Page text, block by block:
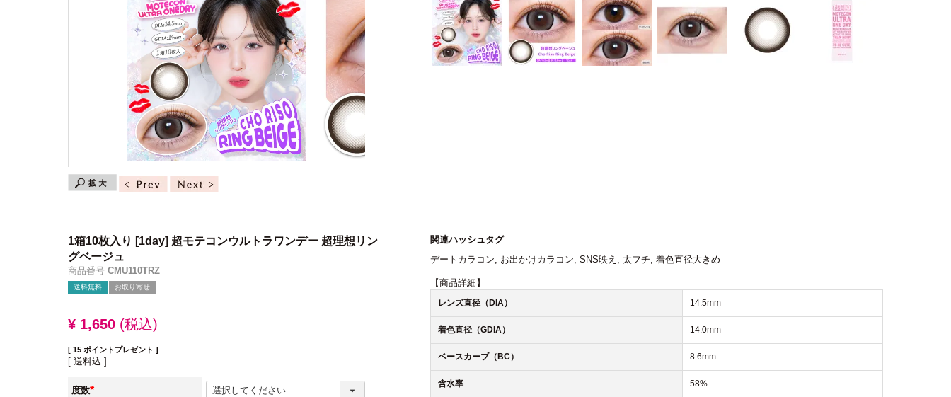
1箱10枚入り [1day] 超モテコンウルトラワンデー 超理想リン
グベージュ
商品番号 CMU110TRZ
送料無料 お取り寄せ
¥ 1,650 税込
[ 15 ポイントプレゼント ]
送料込
度数
関連ハッシュタグ
デートカラコン, お出かけカラコン, SNS映え , 太フチ, 着色直径大きめ
【商品詳細】
レンズ直径（DIA） 14.5mm
着色直径（GDIA） 14.0mm
ベースカーブ（BC） 8.6mm
含水率 58%